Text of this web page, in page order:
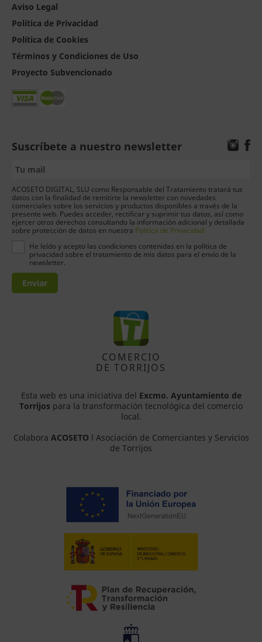
Aviso Legal
Política de Privacidad
Política de Cookies
Términos y Condiciones de Uso
Proyecto Subvencionado
Suscríbete a nuestro newsletter
ACOSETO DIGITAL, SLU como Responsable del Tratamiento tratará tus
datos con la finalidad de remitirte la newsletter con novedades
comerciales sobre los servicios y productos disponibles a través de la
presente web. Puedes acceder, rectificar y suprimir tus datos, así como
ejercer otros derechos consultando la información adicional y detallada
sobre protección de datos en nuestra Política de Privacidad
He leído y acepto las condiciones contenidas en la política de
privacidad sobre el tratamiento de mis datos para el envío de la
newsletter.
Enviar
COMERCIO
DE TORRIJOS
Esta web es una iniciativa del Excmo. Ayuntamiento de
Torrijos para la transformación tecnológica del comercio
local.
Colabora ACOSETO l Asociación de Comerciantes y Servicios
de Torrijos